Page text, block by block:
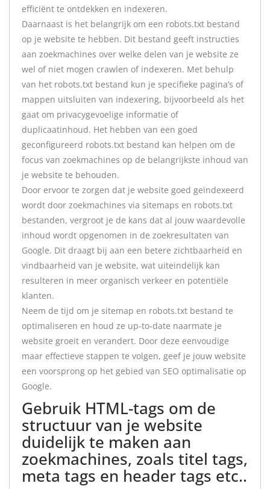
efficiënt te ontdekken en indexeren.
Daarnaast is het belangrijk om een robots.txt bestand
op je website te hebben. Dit bestand geeft instructies
aan zoekmachines over welke delen van je website ze
wel of niet mogen crawlen of indexeren. Met behulp
van het robots.txt bestand kun je specifieke pagina’s of
mappen uitsluiten van indexering, bijvoorbeeld als het
gaat om privacygevoelige informatie of
duplicaatinhoud. Het hebben van een goed
geconfigureerd robots.txt bestand kan helpen om de
focus van zoekmachines op de belangrijkste inhoud van
je website te behouden.
Door ervoor te zorgen dat je website goed geïndexeerd
wordt door zoekmachines via sitemaps en robots.txt
bestanden, vergroot je de kans dat al jouw waardevolle
inhoud wordt opgenomen in de zoekresultaten van
Google. Dit draagt bij aan een betere zichtbaarheid en
vindbaarheid van je website, wat uiteindelijk kan
resulteren in meer organisch verkeer en potentiële
klanten.
Neem de tijd om je sitemap en robots.txt bestand te
optimaliseren en houd ze up-to-date naarmate je
website groeit en verandert. Door deze eenvoudige
maar effectieve stappen te volgen, geef je jouw website
een voorsprong op het gebied van SEO optimalisatie op
Google.
Gebruik HTML-tags om de
structuur van je website
duidelijk te maken aan
zoekmachines, zoals titel tags,
meta tags en header tags etc..